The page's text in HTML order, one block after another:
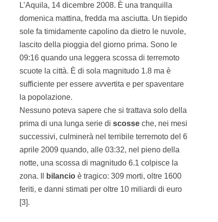
L’Aquila, 14 dicembre 2008. È una tranquilla
domenica mattina, fredda ma asciutta. Un tiepido
sole fa timidamente capolino da dietro le nuvole,
lascito della pioggia del giorno prima. Sono le
09:16 quando una leggera scossa di terremoto
scuote la città. È di sola magnitudo 1.8 ma è
sufficiente per essere avvertita e per spaventare
la popolazione.
Nessuno poteva sapere che si trattava solo della
prima di una lunga serie di scosse che, nei mesi
successivi, culminerà nel terribile terremoto del 6
aprile 2009 quando, alle 03:32, nel pieno della
notte, una scossa di magnitudo 6.1 colpisce la
zona. Il
bilancio è tragico: 309 morti, oltre 1600
feriti, e danni stimati per oltre 10 miliardi di euro
[3].